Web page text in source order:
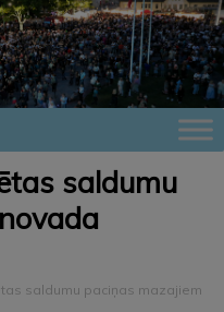
saldumu
saldumu paciņas mazajiem